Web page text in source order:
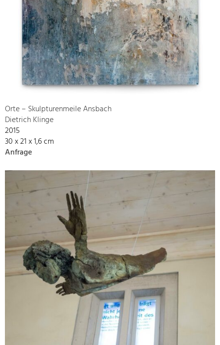
Orte – Skulpturenmeile Ansbach
Dietrich Klinge
2015
30 x 21 x 1,6 cm
Anfrage